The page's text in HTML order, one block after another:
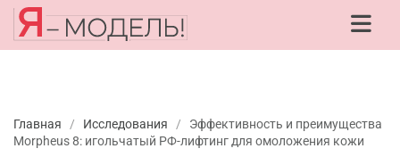
Главная / Исследования /
Эффективность и преимущества
Morpheus 8: игольчатый РФ-лифтинг для омоложения кожи